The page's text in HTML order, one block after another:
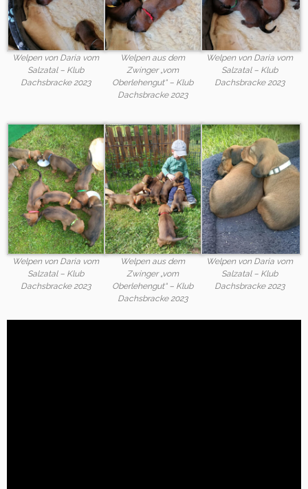
Welpen von Daria vom
Salzatal – Klub
Dachsbracke 2023
Welpen aus dem
Zwinger „vom
Oberlehengut“ – Klub
Dachsbracke 2023
Welpen von Daria vom
Salzatal – Klub
Dachsbracke 2023
Welpen von Daria vom
Salzatal – Klub
Dachsbracke 2023
Welpen aus dem
Zwinger „vom
Oberlehengut“ – Klub
Dachsbracke 2023
Welpen von Daria vom
Salzatal – Klub
Dachsbracke 2023